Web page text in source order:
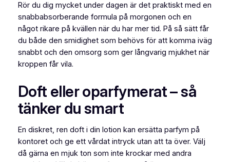
Rör du dig mycket under dagen är det praktiskt med en
snabbabsorberande formula på morgonen och en
något rikare på kvällen när du har mer tid. På så sätt får
du både den smidighet som behövs för att komma iväg
snabbt och den omsorg som ger långvarig mjukhet när
kroppen får vila.
Doft eller oparfymerat – så
tänker du smart
En diskret, ren doft i din lotion kan ersätta parfym på
kontoret och ge ett vårdat intryck utan att ta över. Välj
då gärna en mjuk ton som inte krockar med andra